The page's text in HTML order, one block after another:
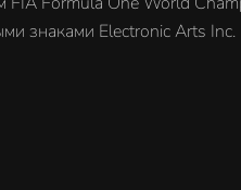
знаками Electronic Arts Inc.